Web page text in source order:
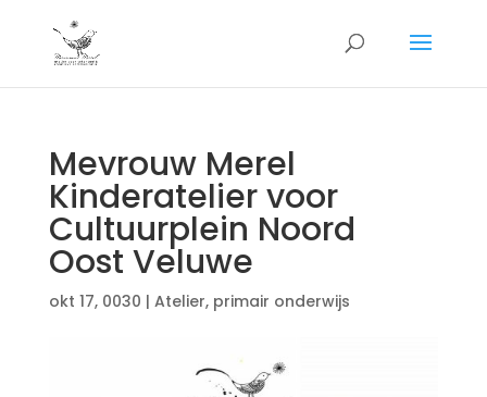
Mevrouw Merel
Kinderatelier voor
Cultuurplein Noord
Oost Veluwe
okt 17, 0030 | Atelier, primair onderwijs